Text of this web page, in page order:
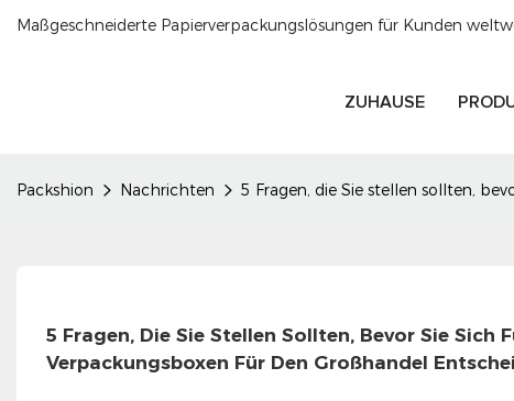
Maßgeschneiderte Papierverpackungslösungen für Kunden
ZUHAUSE
Packshion Nachrichten 5 Fragen, die Sie stellen sollten,
5 Fragen, Die Sie Stellen Sollten, Bevor Sie Sich
Verpackungsboxen Für Den Großhandel